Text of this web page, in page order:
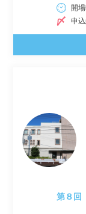
開
申
第８回